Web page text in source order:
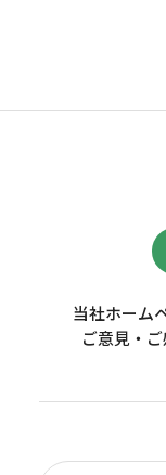
当社ホーム
ご意見・